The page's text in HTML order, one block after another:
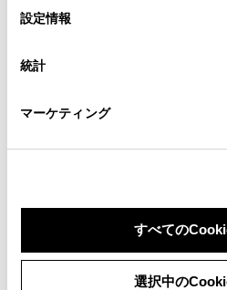
デバイスにすべてのCookie(クッ
意したことになります。Cookie(
設定の変更、同意を撤回したり
「Cookie（クッキー）情報の取り
設定情報
統計
マーケティング
すべての
選択中の
任意 建物名